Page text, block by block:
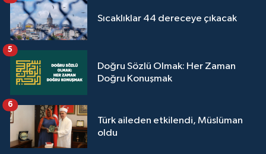
Sıcaklıklar 44 dereceye çıkacak
Doğru Sözlü Olmak: Her Zaman
Doğru Konuşmak
5
Türk aileden etkilendi, Müslüman
oldu
6
Mersin Müftülüğü
Muğla Müftülüğü
Muş Müftülüğü
Nevşehir Müftülüğü
Niğde Müftülüğü